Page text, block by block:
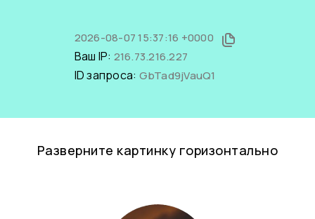
2026-08-07 15:37:16 +0000
Ваш IP: 216.73.216.227
ID запроса: GbTad9jVauQ1
Разверните картинку горизонтально